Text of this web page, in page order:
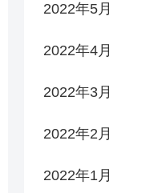
2022年5月
2022年4月
2022年3月
2022年2月
2022年1月